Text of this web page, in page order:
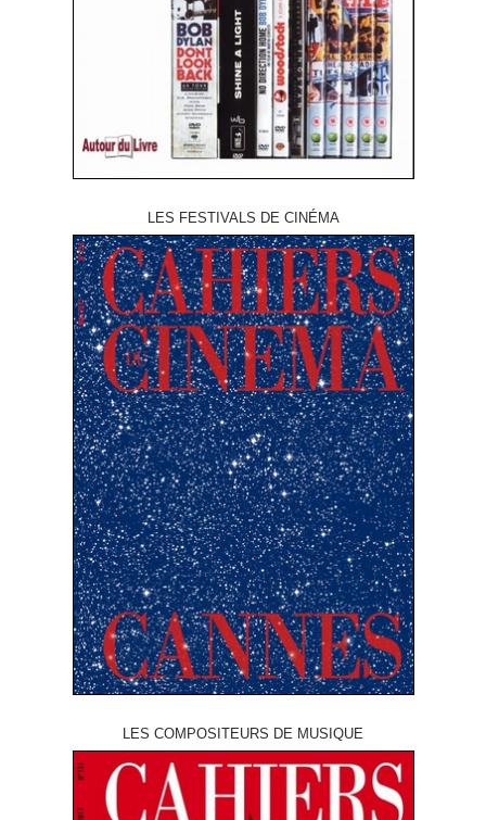
LES FESTIVALS DE CINÉMA
LES COMPOSITEURS DE MUSIQUE